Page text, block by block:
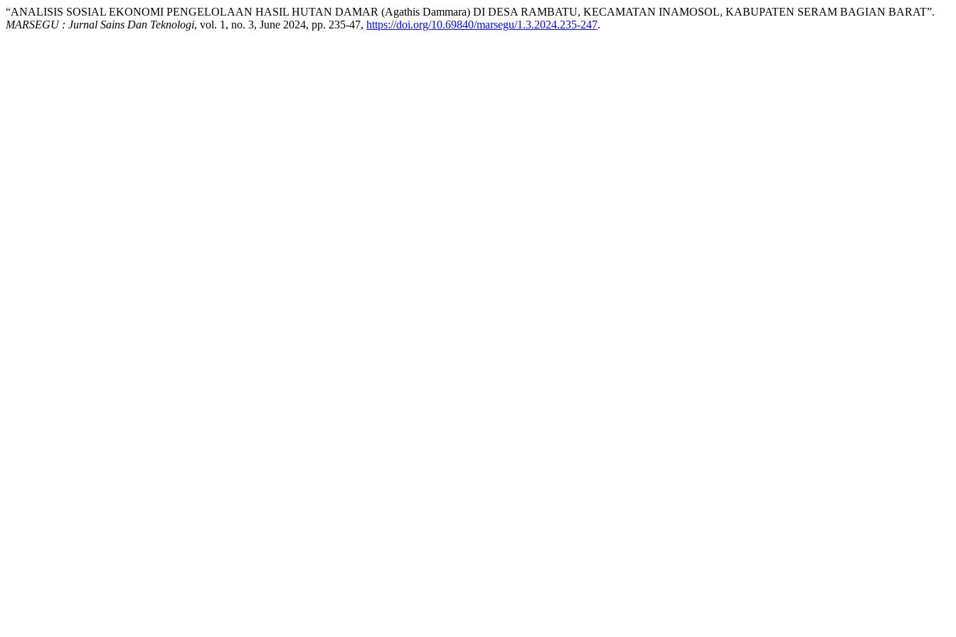
“ANALISIS SOSIAL EKONOMI PENGELOLAAN HASIL HUTAN DAMAR (Agathis Dammara) DI DESA RAMBATU, KECAMATAN INAMOSOL, KABUPATEN SERAM BAGIAN BARAT”.
MARSEGU : Jurnal Sains Dan Teknologi, vol. 1, no. 3, June 2024, pp. 235-47, https://doi.org/10.69840/marsegu/1.3.2024.235-247.